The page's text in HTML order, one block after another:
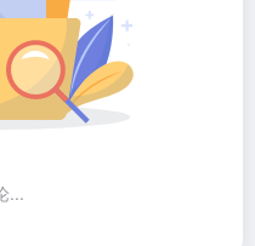
...